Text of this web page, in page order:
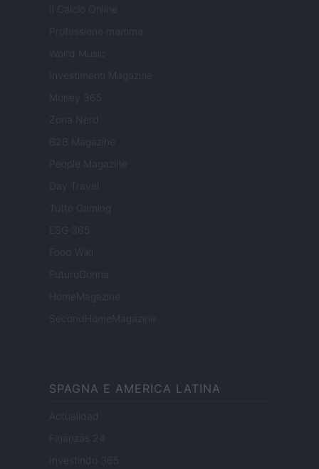
Il Calcio Online
Professione mamma
World Music
Investimenti Magazine
Money 365
Zona Nerd
B2B Magazine
People Magazine
Day Travel
Tutto Gaming
ESG 365
Food Wiki
FuturoDonna
HomeMagazine
SecondHomeMagazine
SPAGNA E AMERICA LATINA
Actualidad
Finanzas 24
Investindo 365